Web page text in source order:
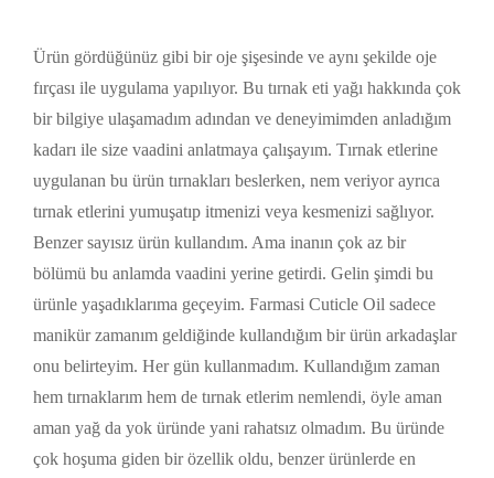
Ürün gördüğünüz gibi bir oje şişesinde ve aynı şekilde oje
fırçası ile uygulama yapılıyor. Bu tırnak eti yağı hakkında çok
bir bilgiye ulaşamadım adından ve deneyimimden anladığım
kadarı ile size vaadini anlatmaya çalışayım. Tırnak etlerine
uygulanan bu ürün tırnakları beslerken, nem veriyor ayrıca
tırnak etlerini yumuşatıp itmenizi veya kesmenizi sağlıyor.
Benzer sayısız ürün kullandım. Ama inanın çok az bir
bölümü bu anlamda vaadini yerine getirdi. Gelin şimdi bu
ürünle yaşadıklarıma geçeyim. Farmasi Cuticle Oil sadece
manikür zamanım geldiğinde kullandığım bir ürün arkadaşlar
onu belirteyim. Her gün kullanmadım. Kullandığım zaman
hem tırnaklarım hem de tırnak etlerim nemlendi, öyle aman
aman yağ da yok üründe yani rahatsız olmadım. Bu üründe
çok hoşuma giden bir özellik oldu, benzer ürünlerde en